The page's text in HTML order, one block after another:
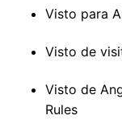
Visto para
Visto de
Visto de
Rules